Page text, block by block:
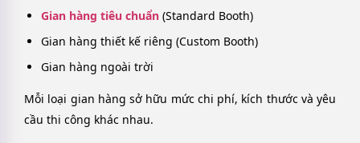
Gian hàng tiêu chuẩn (Standard Booth)
Gian hàng thiết kế riêng (Custom Booth)
Gian hàng ngoài trời
Mỗi loại gian hàng sở hữu mức chi phí, kích thước và yêu
cầu thi công khác nhau.